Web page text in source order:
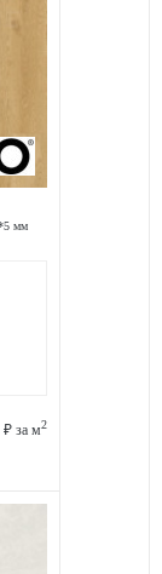
мм
₽ за м2